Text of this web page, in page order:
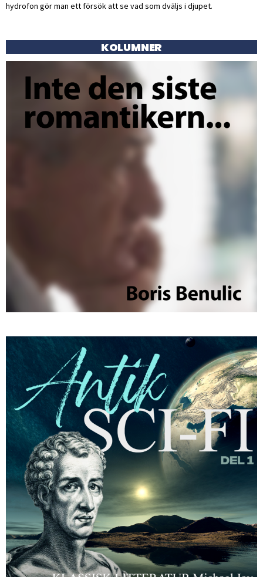
hydrofon gör man ett försök att se vad som dväljs i djupet.
KOLUMNER